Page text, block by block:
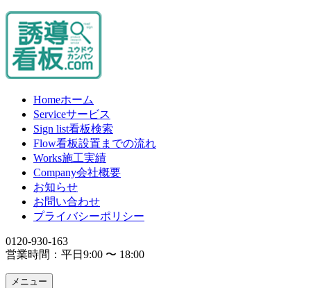
Homeホーム
Serviceサービス
Sign list看板検索
Flow看板設置までの流れ
Works施工実績
Company会社概要
お知らせ
お問い合わせ
プライバシーポリシー
0120-930-163
営業時間：平日9:00 〜 18:00
メニュー